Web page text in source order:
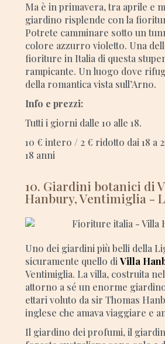
Ma è in primavera, tra aprile e
giardino risplende con la
Potrete camminare sotto un
colore azzurro violetto. Una
fioriture in Italia di questa
rampicante. Un luogo dove
della romantica vista sull’Arno.
Info e prezzi:
Tutti i giorni dalle 10 alle 18.
10 € intero / 2 € ridotto dai 18 a
18 anni
10. Giardini botanici di
Hanbury, Ventimiglia -
Uno dei giardini più belli della
sicuramente quello di Villa
Ventimiglia. La villa, costruita
attorno a sé un enorme
ettari voluto da sir Thomas
inglese che amava viaggiare e
Il giardino dei profumi, il